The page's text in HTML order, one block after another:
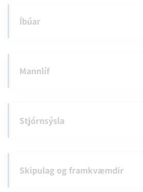
Íbúar
Mannlíf
Stjórnsýsla
Skipulag og framkvæmdir